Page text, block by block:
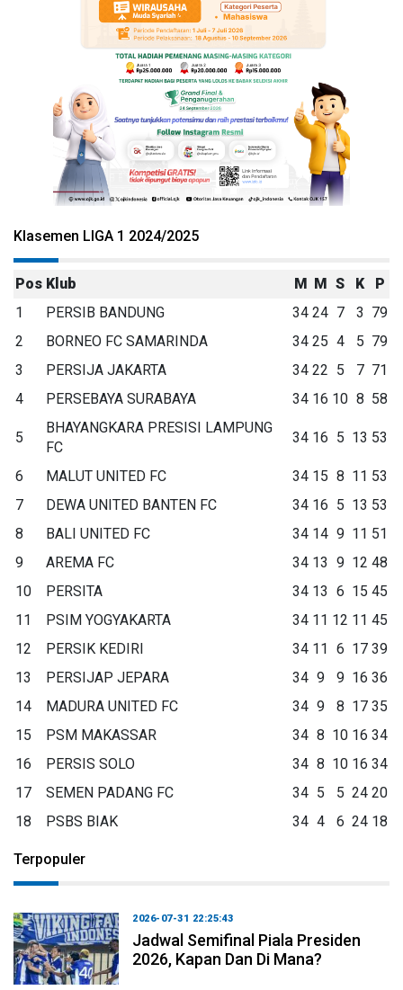
Klasemen LIGA 1 2024/2025
Pos Klub M M S K
P
1
PERSIB BANDUNG 34 24 7 3 79
2
BORNEO FC SAMARINDA 34 25 4 5 79
3
PERSIJA JAKARTA 34 22 5 7 71
4
PERSEBAYA SURABAYA 34 16 10 8 58
5
BHAYANGKARA PRESISI LAMPUNG
FC
34 16 5 13 53
6 MALUT UNITED FC 34 15 8 11 53
7
DEWA UNITED BANTEN FC 34 16 5 13 53
8
BALI UNITED FC 34 14 9 11 51
9
AREMA FC 34 13 9 12 48
10
PERSITA 34 13 6 15 45
11
PSIM YOGYAKARTA 34 11 12 11 45
12
PERSIK KEDIRI 34 11 6 17 39
13
PERSIJAP JEPARA 34 9 9 16 36
14
MADURA UNITED FC 34 9 8 17 35
15
PSM MAKASSAR 34 8 10 16 34
16
PERSIS SOLO 34 8 10 16 34
17
SEMEN PADANG FC 34 5 5 24 20
18
PSBS BIAK 34 4 6 24 18
Terpopuler
2026-07-31 22:25:43
Jadwal Semifinal Piala Presiden
2026, Kapan Dan Di Mana?